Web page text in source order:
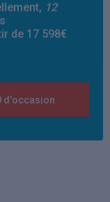
12
de 17 598€
d'occasion